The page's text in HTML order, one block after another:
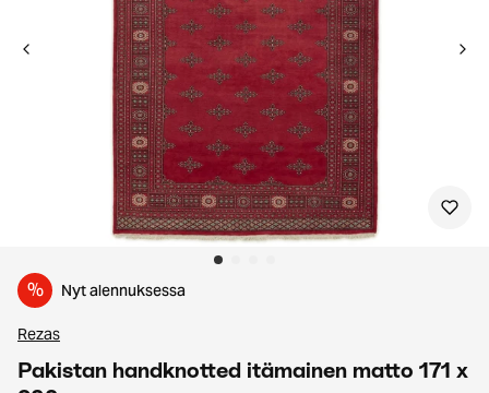
% Nyt alennuksessa
Rezas
Pakistan handknotted itämainen matto 171 x